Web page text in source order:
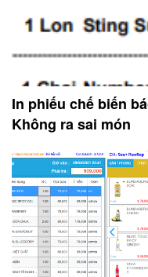
In phiếu chế biến
Không ra sai món